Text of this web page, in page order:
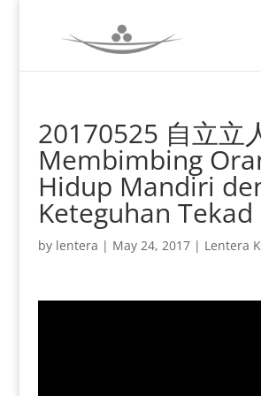
20170525 自立立
Membimbing
Hidup Mandiri
Keteguhan Tekad
by lentera | May 24, 2017| Lentera